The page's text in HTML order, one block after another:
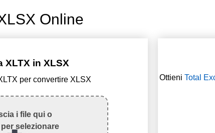
Online
XLTX in XLSX
per convertire XLSX
i file qui o
selezionare
Ottieni Total